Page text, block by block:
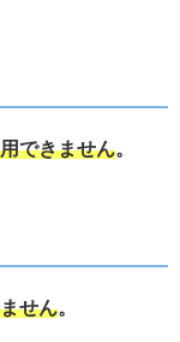
できません。
せん。